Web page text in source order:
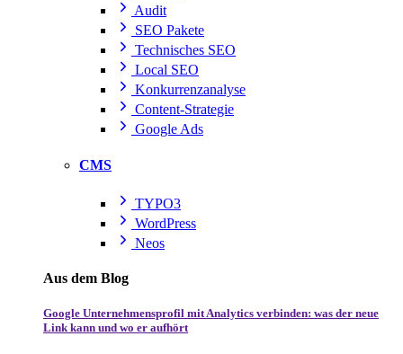
Audit
SEO Pakete
Technisches SEO
Local SEO
Konkurrenzanalyse
Content-Strategie
Google Ads
CMS
TYPO3
WordPress
Neos
Aus dem Blog
Google Unternehmensprofil mit Analytics verbinden: was der neue
Link kann und wo er aufhört